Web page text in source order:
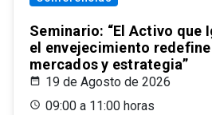
Seminario: “El Activo que
el envejecimiento
mercados y estrategia”
19 de Agosto de 2026
09:00 a 11:00 horas